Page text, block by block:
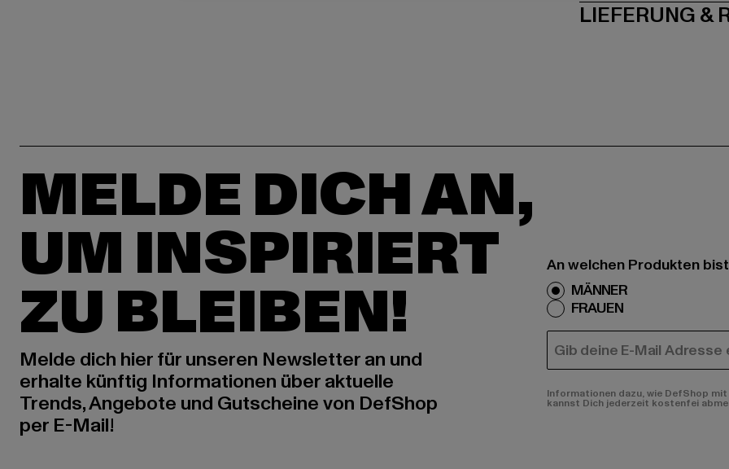
LIEFERUNG &
MELDE DICH AN,
UM INSPIRIERT
ZU BLEIBEN!
Melde dich hier für unseren Newsletter an und
erhalte künftig Informationen über aktuelle
Trends, Angebote und Gutscheine von DefShop
per E-Mail!
An welchen Produkten
MÄNNER
FRAUEN
E-MAIL
Informationen dazu, wie DefShop
kannst Dich jederzeit kostenfei